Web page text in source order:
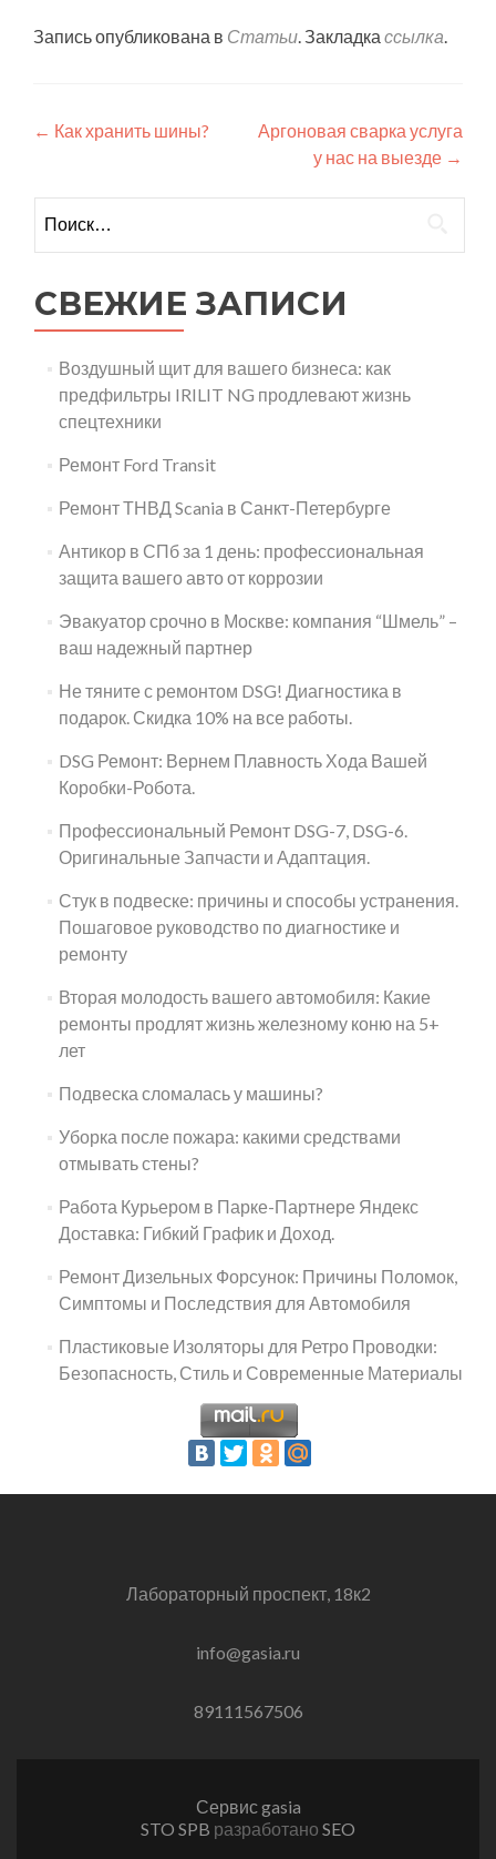
Запись опубликована в Статьи. Закладка ссылка.
Навигация
записям
← Как хранить шины?
Аргоновая сварка услуга
у нас на выезде →
СВЕЖИЕ ЗАПИСИ
Воздушный щит для вашего бизнеса: как
предфильтры IRILIT NG продлевают жизнь
спецтехники
Ремонт Ford Transit
Ремонт ТНВД Scania в Санкт-Петербурге
Антикор в СПб за 1 день: профессиональная
защита вашего авто от коррозии
Эвакуатор срочно в Москве: компания “Шмель” –
ваш надежный партнер
Не тяните с ремонтом DSG! Диагностика в
подарок. Скидка 10% на все работы.
DSG Ремонт: Вернем Плавность Хода Вашей
Коробки-Робота.
Профессиональный Ремонт DSG-7, DSG-6.
Оригинальные Запчасти и Адаптация.
Стук в подвеске: причины и способы устранения.
Пошаговое руководство по диагностике и
ремонту
Вторая молодость вашего автомобиля: Какие
ремонты продлят жизнь железному коню на 5+
лет
Подвеска сломалась у машины?
Уборка после пожара: какими средствами
отмывать стены?
Работа Курьером в Парке-Партнере Яндекс
Доставка: Гибкий График и Доход.
Ремонт Дизельных Форсунок: Причины Поломок,
Симптомы и Последствия для Автомобиля
Пластиковые Изоляторы для Ретро Проводки:
Безопасность, Стиль и Современные Материалы
Лабораторный проспект, 18к2
info@gasia.ru
89111567506
Сервис gasia
STO SPB разработано SEO